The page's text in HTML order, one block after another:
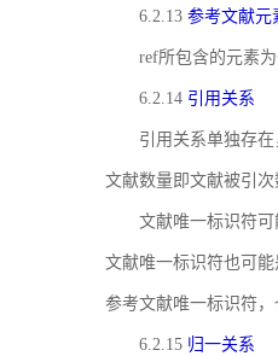
6.2.13 参考文献元
ref所包含的元素
6.2.14 引用关系
引用关系单独存
文献数量即文献被引
文献唯一标识符
文献唯一标识符也可
参考文献唯一标识符
6.2.15 归一关系